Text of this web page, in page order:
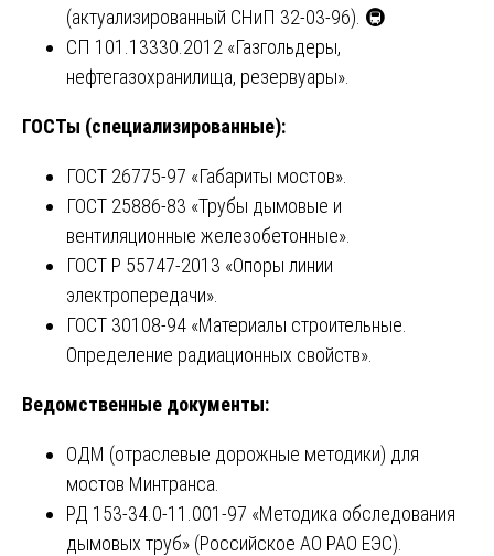
(актуализированный СНиП 32-03-96). 🚇
СП 101.13330.2012 «Газгольдеры,
нефтегазохранилища, резервуары».
ГОСТы (специализированные):
ГОСТ 26775-97 «Габариты мостов».
ГОСТ 25886-83 «Трубы дымовые и
вентиляционные железобетонные».
ГОСТ Р 55747-2013 «Опоры линии
электропередачи».
ГОСТ 30108-94 «Материалы строительные.
Определение радиационных свойств».
Ведомственные документы:
ОДМ (отраслевые дорожные методики) для
мостов Минтранса.
РД 153-34.0-11.001-97 «Методика обследования
дымовых труб» (Российское АО РАО ЕЭС).